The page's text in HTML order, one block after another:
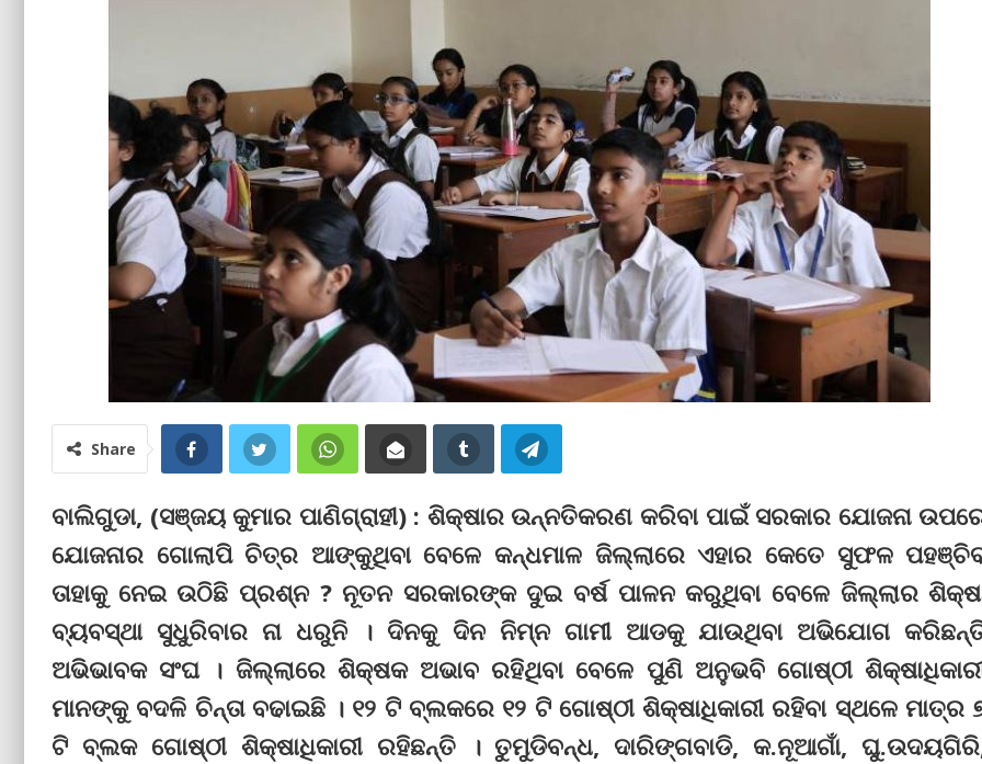
Share
ବାଲିଗୁଡା, (ସଞ୍ଜୟ କୁମାର ପାଣିଗ୍ରାହୀ) : ଶିକ୍ଷାର ଉନ୍ନତିକରଣ କରିବା ପାଇଁ ସରକାର ଯୋଜନା
ଯୋଜନାର ଗୋଲାପି ଚିତ୍ର ଆଙ୍କୁଥିବା ବେଳେ କନ୍ଧମାଳ ଜିଲ୍ଲାରେ ଏହାର କେତେ ସୁଫଳ
ତାହାକୁ ନେଇ ଉଠିଛି ପ୍ରଶ୍ନ ? ନୂତନ ସରକାରଙ୍କ ଦୁଇ ବର୍ଷ ପାଳନ କରୁଥିବା ବେଳେ ଜିଲ୍ଲାର
ବ୍ୟବସ୍ଥା ସୁଧୁରିବାର ନା ଧରୁନି । ଦିନକୁ ଦିନ ନିମ୍ନ ଗାମୀ ଆଡକୁ ଯାଉଥିବା ଅଭିଯୋଗ
ଅଭିଭାବକ ସଂଘ । ଜିଲ୍ଲାରେ ଶିକ୍ଷକ ଅଭାବ ରହିଥିବା ବେଳେ ପୁଣି ଅନୁଭବି ଗୋଷ୍ଠୀ
ମାନଙ୍କୁ ବଦଳି ଚିନ୍ତା ବଢାଇଛି । ୧୨ ଟି ବ୍ଲକରେ ୧୨ ଟି ଗୋଷ୍ଠୀ ଶିକ୍ଷାଧିକାରୀ ରହିବା ସ୍ଥଳେ ମାତ୍ର
ଟି ବ୍ଲକ ଗୋଷ୍ଠୀ ଶିକ୍ଷାଧିକାରୀ ରହିଛନ୍ତି । ତୁମୁଡିବନ୍ଧ, ଦାରିଙ୍ଗବାଡି, କ.ନୂଆଗାଁ,